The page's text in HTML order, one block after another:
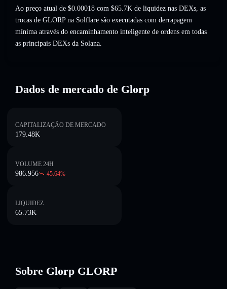
Ao preço atual de $0.00018 com $65.7K de liquidez nas DEXs, as
trocas de GLORP na Solflare são executadas com derrapagem
mínima através do encaminhamento inteligente de ordens em todas
as principais DEXs da Solana.
Dados de mercado de Glorp
CAPITALIZAÇÃO DE MERCADO
179.48K
VOLUME 24H
986.956 45.64%
LIQUIDEZ
65.73K
Sobre Glorp GLORP